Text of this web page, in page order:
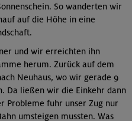
So wanderten wir
auf die Höhe in eine
und wir erreichten ihn
herum. Zurück auf dem
Neuhaus, wo wir gerade 9
Da ließen wir die Einkehr dann
Probleme fuhr unser Zug nur
umsteigen mussten. Was